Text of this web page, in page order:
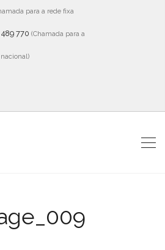
para a rede fixa
489 770 (Chamada para a